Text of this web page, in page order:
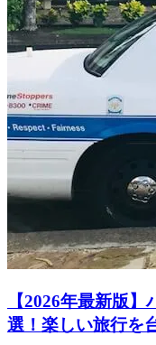
【2026年最新版
選！楽しい旅行を